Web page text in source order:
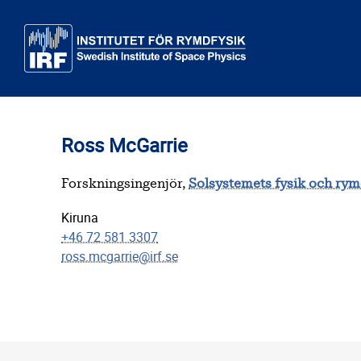
Ross McGarrie
Forskningsingenjör, Solsystemets fysik och
Kiruna
+46 72 581 3307
ross.mcgarrie@irf.se